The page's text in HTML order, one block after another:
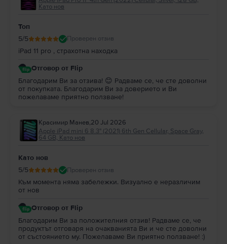
разликата в цената между версията с повече място за съхранение и
повече памет.
Мога ли да закупяApple iPad 10.2" 7th Gen
Във Flip.bg всички устройства могат да бъдат закупени на изплащане.
Може да притежаваш таблетаApple iPad 10.2" 7th Gen
Genна изплащане.
ВъвFlip.bgофертите за Apple iPad 10.2" (2019) 7th Gen Cellularса
щедри и динамични, с цени, които са повече от изгодни за твоя
бюджет.
Като нов
Топ
5/5 Проверен отзив
iPad 11 pro , страхотна находка
Отговор от Flip
Благодарим Ви за отзива! 😊 Радваме се, че сте доволни
от покупката. Благодарим Ви за доверието и Ви
пожелаваме приятно ползване!
Красимир Манев,20 Jul 2026
Apple iPad mini 6 8.3" (2021) 6th Gen Cellular, Space Gray,
64 GB, Като нов
Като нов
5/5 Проверен отзив
Към момента няма забележки. Визуално е неразличим
от нов
Отговор от Flip
Благодарим Ви за положителния отзив! Радваме се, че
продуктът отговаря на очакванията Ви и че сте доволни
от състоянието му. Пожелаваме Ви приятно ползване! :)